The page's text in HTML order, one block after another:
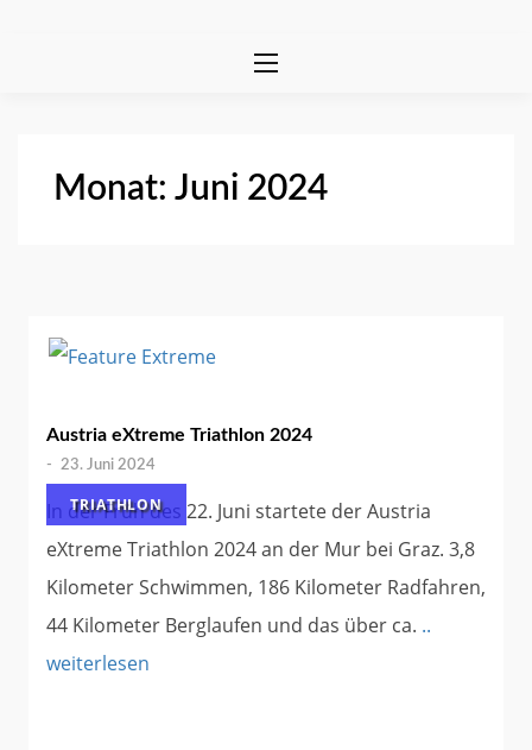
Monat: Juni 2024
TRIATHLON
Austria eXtreme Triathlon 2024
- 23. Juni 2024
In der Früh des 22. Juni startete der Austria
eXtreme Triathlon 2024 an der Mur bei Graz. 3,8
Kilometer Schwimmen, 186 Kilometer Radfahren,
44 Kilometer Berglaufen und das über ca. ..
weiterlesen